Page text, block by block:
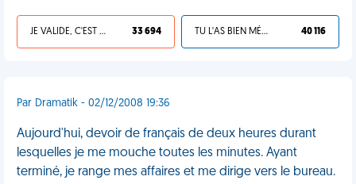
JE VALIDE, C'EST UNE VDM 33 694 TU L'AS BIEN MÉRITÉ 40 116
Par Dramatik - 02/12/2008 19:36
Aujourd'hui, devoir de français de deux heures durant
lesquelles je me mouche toutes les minutes. Ayant
terminé, je range mes affaires et me dirige vers le bureau.